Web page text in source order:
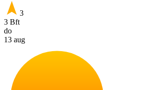
3
3 Bft
do
13 aug